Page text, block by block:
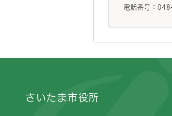
電話番号：
さいたま市役所